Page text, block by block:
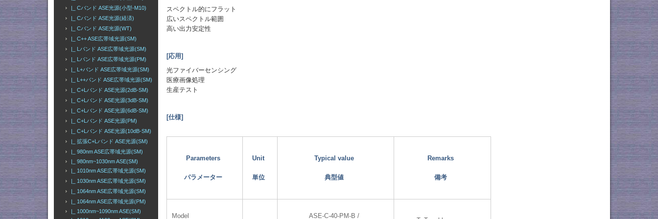
|_ Cバンド ASE光源(小型-M10)
|_ Cバンド ASE光源(経済)
|_ Cバンド ASE光源(WT)
|_ C++ ASE広帯域光源(SM)
|_ Lバンド ASE広帯域光源(SM)
|_ Lバンド ASE広帯域光源(PM)
|_ L+バンド ASE広帯域光源(SM)
|_ L++バンド ASE広帯域光源(SM)
|_ C+Lバンド ASE光源(2dB-SM)
|_ C+Lバンド ASE光源(3dB-SM)
|_ C+Lバンド ASE光源(6dB-SM)
|_ C+Lバンド ASE光源(PM)
|_ C+Lバンド ASE光源(10dB-SM)
|_ 拡張C+Lバンド ASE光源(SM)
|_ 980nm ASE広帯域光源(SM)
|_ 980nm~1030nm ASE(SM)
|_ 1010nm ASE広帯域光源(SM)
|_ 1030nm ASE広帯域光源(SM)
|_ 1064nm ASE広帯域光源(SM)
|_ 1064nm ASE広帯域光源(PM)
|_ 1000nm~1090nm ASE(SM)
スペクトル的にフラット
広いスペクトル範囲
高い出力安定性
[応用]
光ファイバーセンシング
医療画像処理
生産テスト
[仕様]
Parameters
パラメーター
Unit
単位
Typical value
典型値
Remarks
備考
Model ASE-C-40-PM-B /